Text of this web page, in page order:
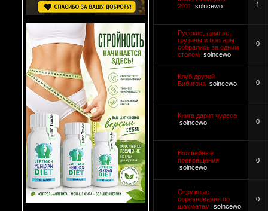
2011
solncewo 1
Русские, армяне,
грузины и болгары
собрались за одним
столом solncewo
0
Клуб друзей
Бибигона solncewo 0
Книга дарит чудеса
solncewo
0
Волшебные
превращения
solncewo
0
Окружные
соревнования по
шахматам solncewo
0